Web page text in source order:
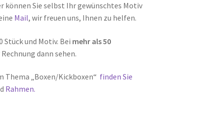
können Sie selbst Ihr gewünschtes Motiv
Mail, wir freuen uns, Ihnen zu helfen.
und Motiv. Bei mehr als 50
Rechnung dann sehen.
Thema „Boxen/Kickboxen“ finden Sie
Rahmen.